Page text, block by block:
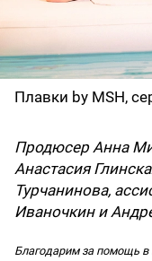
Плавки by MSH,
Продюсер Анна
Анастасия
Турчанинова,
Иваночкин и
Благодарим за помощь в